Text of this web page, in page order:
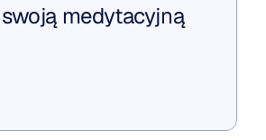
medytacyjną